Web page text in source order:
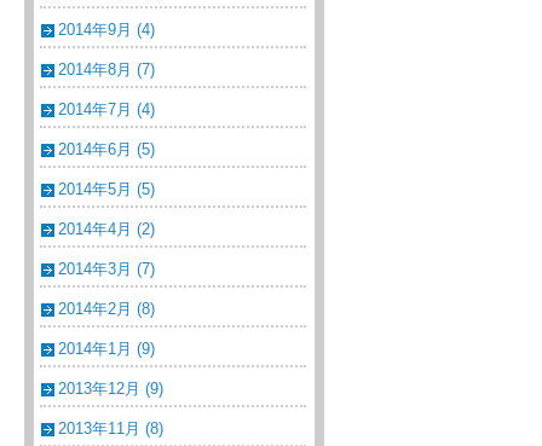
2014年9月 (4)
2014年8月 (7)
2014年7月 (4)
2014年6月 (5)
2014年5月 (5)
2014年4月 (2)
2014年3月 (7)
2014年2月 (8)
2014年1月 (9)
2013年12月 (9)
2013年11月 (8)